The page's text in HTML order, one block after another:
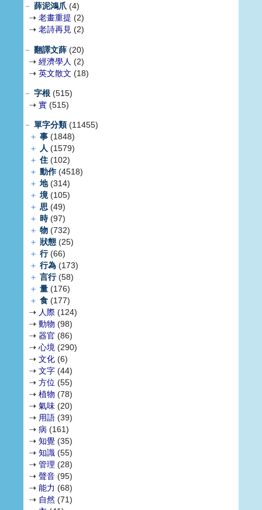
－ 薛泥鴻爪 (4)
⇢ 老畫重提 (2)
⇢ 老詩再見 (2)
－ 翻譯文薛 (20)
⇢ 經濟學人 (2)
⇢ 英文散文 (18)
－ 字根 (515)
⇢ 實 (515)
－ 單字分類(11455)
＋ 事 (1848)
＋ 人 (1579)
＋ 住 (102)
＋ 動作(4518)
＋ 地(314)
＋ 境(105)
＋ 思 (49)
＋ 時(97)
＋ 物 (732)
＋ 狀態 (25)
＋ 行(66)
＋ 行為 (173)
＋ 言行(58)
＋ 量 (176)
＋ 食 (177)
⇢ 人際 (124)
⇢ 動物 (98)
⇢ 器官 (86)
⇢ 心境 (290)
⇢ 文化 (6)
⇢ 文字 (44)
⇢ 方位 (55)
⇢ 植物 (78)
⇢ 氣味 (20)
⇢ 用語 (39)
⇢ 病 (161)
⇢ 知覺 (35)
⇢ 知識 (55)
⇢ 管理 (28)
⇢ 聲音 (95)
⇢ 能力 (68)
⇢ 自然 (71)